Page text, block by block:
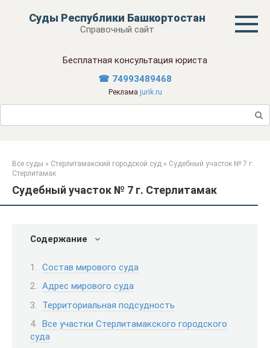
Суды Республики Башкортостан
Справочный сайт
Бесплатная консультация юриста
☎ 74993489468
Реклама jurik.ru
Поиск:
Все суды » Стерлитамакский городской суд » Судебный участок № 7 г.
Стерлитамак
Судебный участок № 7 г. Стерлитамак
Содержание
Состав мирового суда
Адрес мирового суда
Территориальная подсудность
Все участки Стерлитамакского городского
суда